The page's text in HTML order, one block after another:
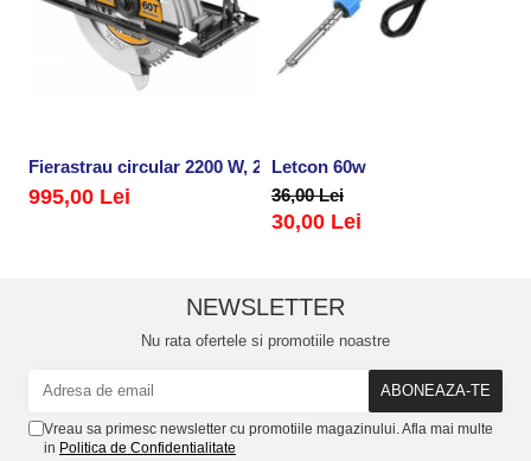
Fierastrau circular 2200 W, 235 mm
995,00 Lei
Letcon 60w
36,00 Lei
30,00 Lei
NEWSLETTER
Nu rata ofertele si promotiile noastre
Vreau sa primesc newsletter cu promotiile magazinului. Afla mai multe
in Politica de Confidentialitate